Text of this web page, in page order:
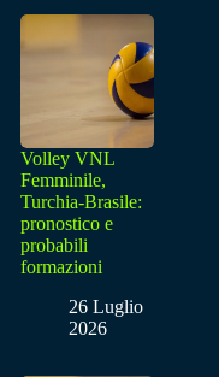
Volley VNL
Femminile,
Turchia-Brasile:
pronostico e
probabili
formazioni
26 Luglio
2026